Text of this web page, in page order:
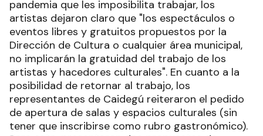
pandemia que les imposibilita trabajar, los
artistas dejaron claro que "los espectáculos o
eventos libres y gratuitos propuestos por la
Dirección de Cultura o cualquier área municipal,
no implicarán la gratuidad del trabajo de los
artistas y hacedores culturales". En cuanto a la
posibilidad de retornar al trabajo, los
representantes de Caidegú reiteraron el pedido
de apertura de salas y espacios culturales (sin
tener que inscribirse como rubro gastronómico).